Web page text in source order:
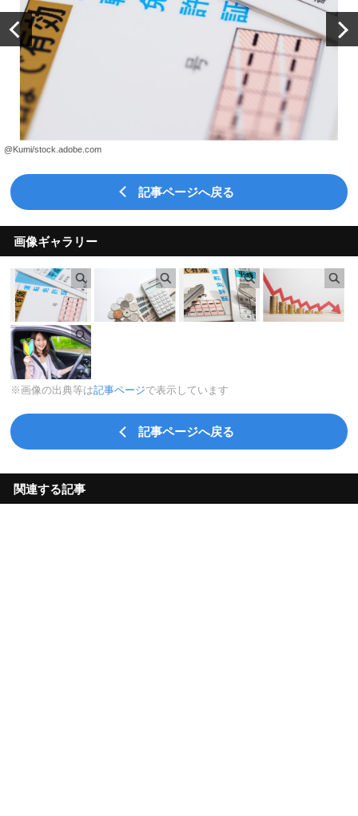
@Kumi/stock.adobe.com
記事ページへ戻る
画像ギャラリー
※画像の出典等は記事ページで表示しています
記事ページへ戻る
関連する記事